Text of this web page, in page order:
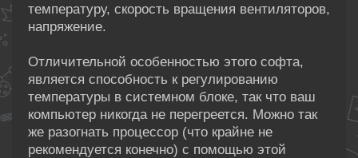
температуру, скорость вращения вентиляторов,
напряжение.
Отличительной особенностью этого софта,
является способность к регулированию
температуры в системном блоке, так что ваш
компьютер никогда не перегреется. Можно так
же разогнать процессор (что крайне не
рекомендуется конечно) с помощью этой